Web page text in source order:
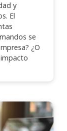
y
El
se
¿O